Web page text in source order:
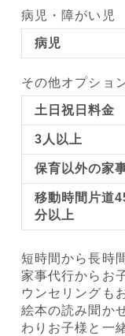
病児・障がい児
病児
その他オプショ
土日祝日料金
3人以上
保育以外の家
移動時間片道
分以上
短時間から長時
家事代行からお
ウンセリングも
絵本の読み聞か
わりお子様と一